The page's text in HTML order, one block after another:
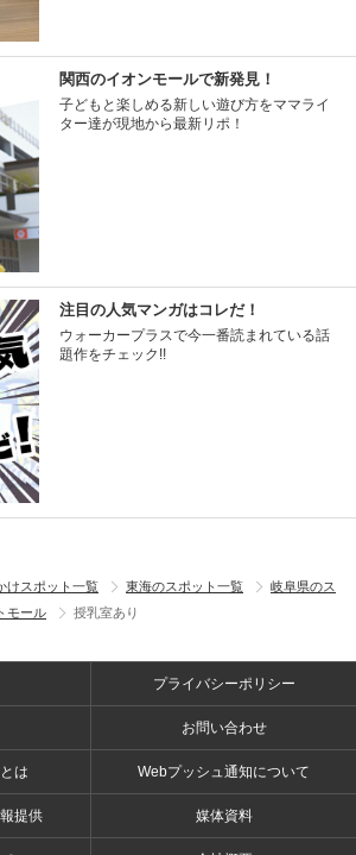
関西のイオンモールで新発見！
子どもと楽しめる新しい遊び方をママライ
ター達が現地から最新リポ！
注目の人気マンガはコレだ！
ウォーカープラスで今一番読まれている話
題作をチェック!!
けスポット一覧 東海のスポット一覧
岐阜県のス
モール 授乳室あり
プライバシーポリシー
お問い合わせ
は Webプッシュ通知について
提供 媒体資料